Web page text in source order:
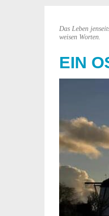
EIN
Das Leben
weisen Worten.